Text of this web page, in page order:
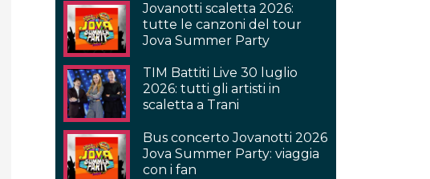
Jovanotti scaletta 2026:
tutte le canzoni del tour
Jova Summer Party
TIM Battiti Live 30 luglio
2026: tutti gli artisti in
scaletta a Trani
Bus concerto Jovanotti 2026
Jova Summer Party: viaggia
con i fan